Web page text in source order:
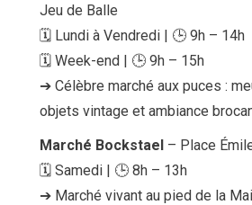
Jeu de Balle
🗓 Lundi à Vendredi | 🕒 9h – 14h
🗓 Week-end | 🕒 9h – 15h
➔ Célèbre marché aux puces :
objets vintage et ambiance
Marché Bockstael – Place
🗓 Samedi | 🕒 8h – 13h
➔ Marché vivant au pied de la